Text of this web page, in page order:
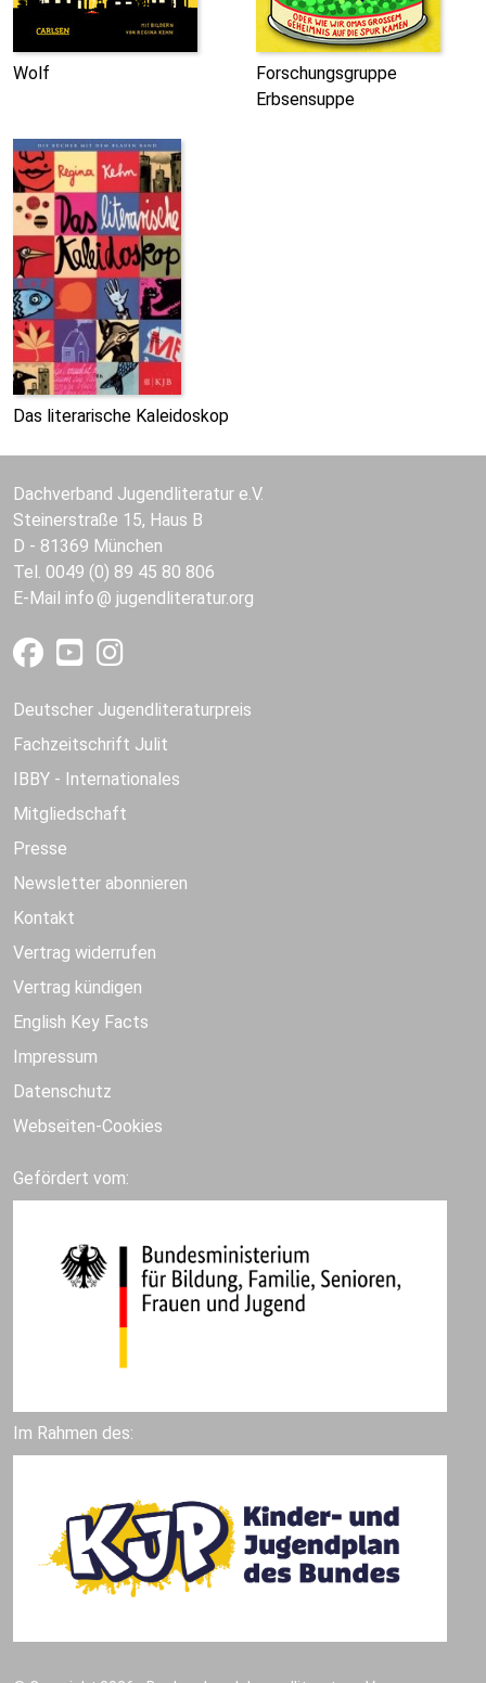
Wolf
Forschungsgruppe
Erbsensuppe
Das literarische Kaleidoskop
Dachverband Jugendliteratur e.V.
Steinerstraße 15, Haus B
D - 81369 München
Tel. 0049 (0) 89 45 80 806
E-Mail info jugendliteratur.org
Deutscher Jugendliteraturpreis
Fachzeitschrift Julit
IBBY - Internationales
Mitgliedschaft
Presse
Newsletter abonnieren
Kontakt
Vertrag widerrufen
Vertrag kündigen
English Key Facts
Impressum
Datenschutz
Webseiten-Cookies
Gefördert vom:
Im Rahmen des: